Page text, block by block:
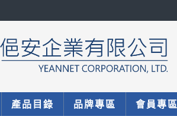
產品目錄 品牌專區 會員專區